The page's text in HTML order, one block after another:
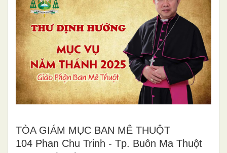
TÒA GIÁM MỤC BAN MÊ THUỘT
104 Phan Chu Trinh - Tp. Buôn Ma Thuột